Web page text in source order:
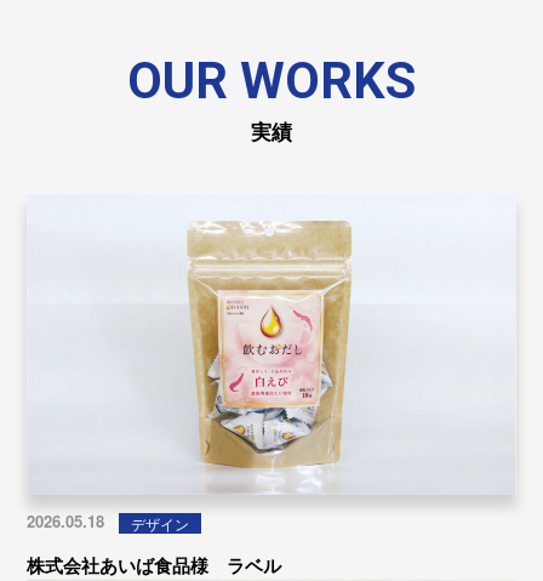
OUR WORKS
実績
2026.05.18 デザイン
株式会社あいば食品様 ラベル